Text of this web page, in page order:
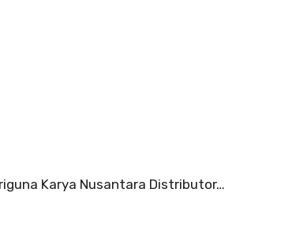
Karya Nusantara Distributor…